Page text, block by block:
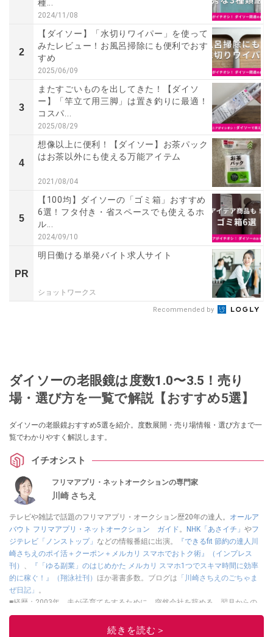
種...
2024/11/08
2
【ダイソー】「水切りワイパー」を使って
みたレビュー！お風呂掃除にも便利でおす
すめ
2025/06/09
3
またすごいものを出してきた！【ダイソ
ー】「竿立て用三脚」は置き釣りに最適！
コスパ...
2025/08/29
4
想像以上に便利！【ダイソー】お茶パック
はお茶以外にも使える万能アイテム
2021/08/04
5
【100均】ダイソーの「ゴミ箱」おすすめ
6選！フタ付き・省スペースでも使えるホ
ル...
2024/09/10
PR
明日働ける単発バイト求人サイト
ショットワークス
Recommended by
ダイソーの老眼鏡は度数1.0〜3.5！売り
場・選び方を一覧で解説【おすすめ5選】
ダイソーの老眼鏡おすすめ5選を紹介。度数展開・売り場情報・選び方まで一
覧でわかりやすく解説します。
イチオシスト
フリマアプリ・ネットオークションの専門家
川崎 さちえ
テレビや雑誌で話題のフリマアプリ・オークション歴20年の達人。 オールア
バウト フリマアプリ・ネットオークション ガイド。 NHK「あさイチ」 やフ
ジテレビ「ノンストップ」 などの情報番組に出演。
『できるfit 節約の達人川
崎さちえのポイ活＋クーポン＋メルカリ スマホでおトク術』（インプレス
刊） 、
『「ゆる副業」のはじめかた メルカリ スマホ1つでスキマ時間に効率
的に稼ぐ！』（翔泳社刊） ほか著書多数。ブログは 「川崎さちえのごちゃま
ぜ日記」 。
■経歴：2003年、夫が子育てをするために、突然会社を辞める。翌月からの
給料が０円になり、家にいながら、しかも空いた時間でできるオークション
に目をつける。しかし、取引の仕方がわからずに、まずは落札者として参
続きを読む＞